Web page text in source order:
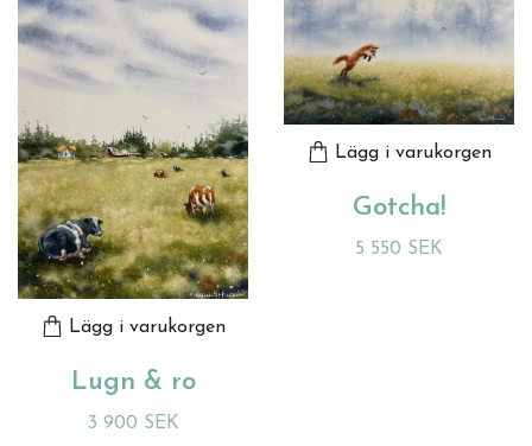
Lägg i varukorgen
Lugn & ro
3 900 SEK
Lägg i varukorgen
Gotcha!
5 550 SEK